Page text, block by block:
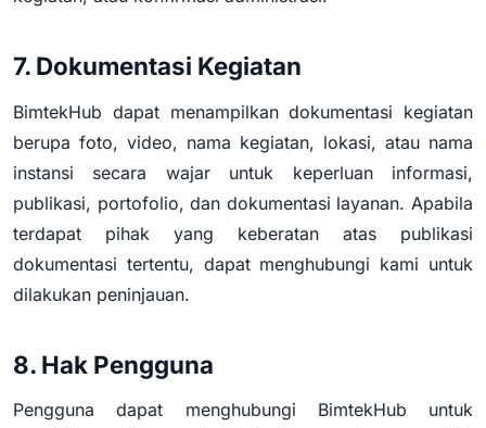
7. Dokumentasi Kegiatan
BimtekHub dapat menampilkan dokumentasi kegiatan
berupa foto, video, nama kegiatan, lokasi, atau nama
instansi secara wajar untuk keperluan informasi,
publikasi, portofolio, dan dokumentasi layanan. Apabila
terdapat pihak yang keberatan atas publikasi
dokumentasi tertentu, dapat menghubungi kami untuk
dilakukan peninjauan.
8. Hak Pengguna
Pengguna dapat menghubungi BimtekHub untuk